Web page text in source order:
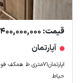
قیمت: 7,400,000,000 تومان
آپارتمان
حیاط